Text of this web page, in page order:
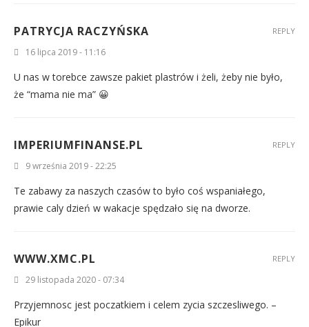
PATRYCJA RACZYŃSKA
16 lipca 2019 - 11:16
U nas w torebce zawsze pakiet plastrów i żeli, żeby nie było,
że “mama nie ma” 😀
REPLY
IMPERIUMFINANSE.PL
9 września 2019 - 22:25
Te zabawy za naszych czasów to było coś wspaniałego,
prawie caly dzień w wakacje spędzało się na dworze.
REPLY
WWW.XMC.PL
29 listopada 2020 - 07:34
Przyjemnosc jest poczatkiem i celem zycia szczesliwego. –
Epikur
REPLY